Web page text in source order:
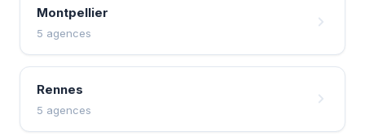
Montpellier
5 agences
Rennes
5 agences